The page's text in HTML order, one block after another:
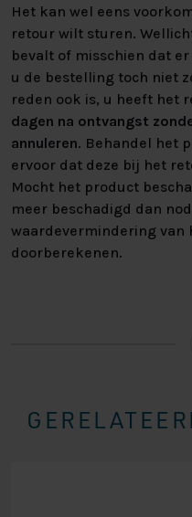
Het kan wel eens
retour wilt sturen.
bevalt of misschien dat
u de bestelling toch niet
reden ook is, u heeft het
dagen na ontvangst
annuleren. Behandel het
ervoor dat deze bij het
Mocht het product
meer beschadigd dan
waardevermindering van
doorberekenen.